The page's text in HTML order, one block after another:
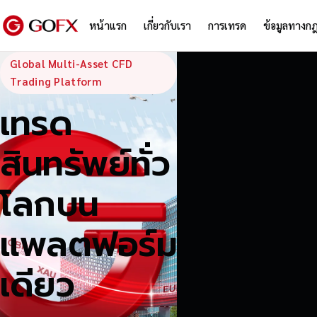
หน้าแรก เกี่ยวกับเรา การเทรด ข้อมูลทางก
GoFX —
Global Multi-Asset CFD
Trading Platform
เทรด
สินทรัพย์ทั่ว
โลกบน
แพลตฟอร์ม
เดียว